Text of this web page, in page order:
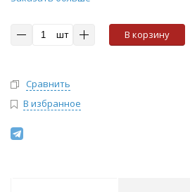
шт В корзину
Сравнить
В избранное